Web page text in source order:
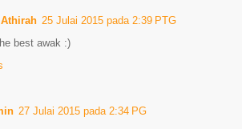
25 Julai 2015 pada 2:39 PTG
best awak :)
27 Julai 2015 pada 2:34 PG